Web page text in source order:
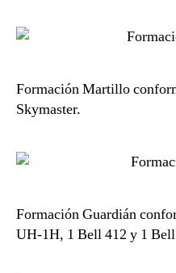
Formación Martillo
Skymaster.
Formación Guardián
UH-1H, 1 Bell 412 y 1